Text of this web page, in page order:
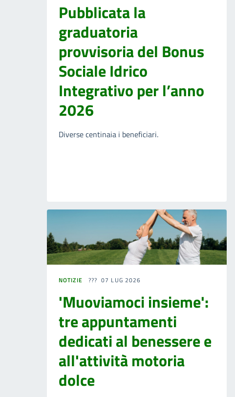
Pubblicata la
graduatoria
provvisoria del Bonus
Sociale Idrico
Integrativo per l’anno
2026
Diverse centinaia i beneficiari.
NOTIZIE 07 LUG 2026
'Muoviamoci insieme':
tre appuntamenti
dedicati al benessere e
all'attività motoria
dolce